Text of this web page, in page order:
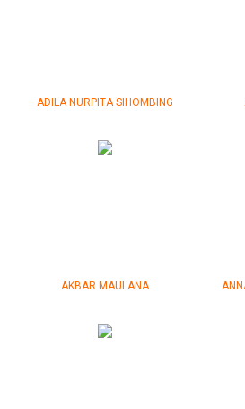
ADILA NURPITA SIHOMBING
AKBAR MAULANA